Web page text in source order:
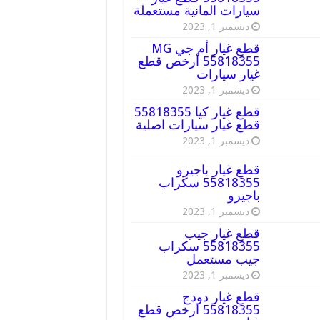
سيارات المانية مستعملة
ديسمبر 1, 2023
قطع غيار أم جي MG
55818355 أرخص قطع
غيار سيارات
ديسمبر 1, 2023
قطع غيار كيا 55818355
قطع غيار سيارات اصلية
ديسمبر 1, 2023
قطع غيار باجيرو
55818355 سكراب
باجيرو
ديسمبر 1, 2023
قطع غيار جيب
55818355 سكراب
جيب مستعمل
ديسمبر 1, 2023
قطع غيار دودج
55818355 ارخص قطع